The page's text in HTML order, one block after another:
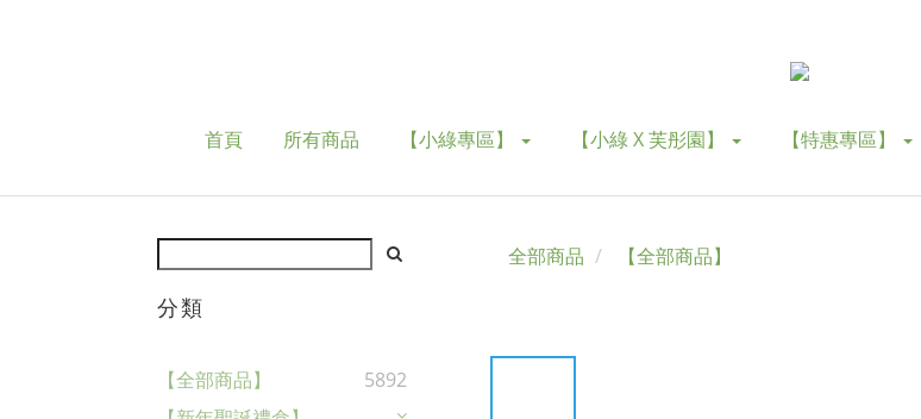
首頁 所有商品 【小綠專區】 【小綠 X 芙彤園】 【特惠專區】
分類
【全部商品】
5892
全部商品 【全部商品】